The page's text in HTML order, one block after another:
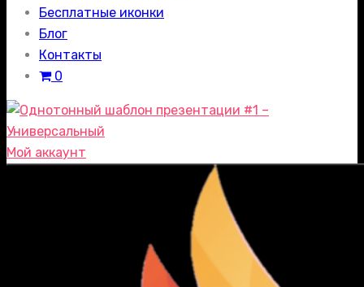
Бесплатные иконки
Блог
Контакты
0
Мой аккаунт